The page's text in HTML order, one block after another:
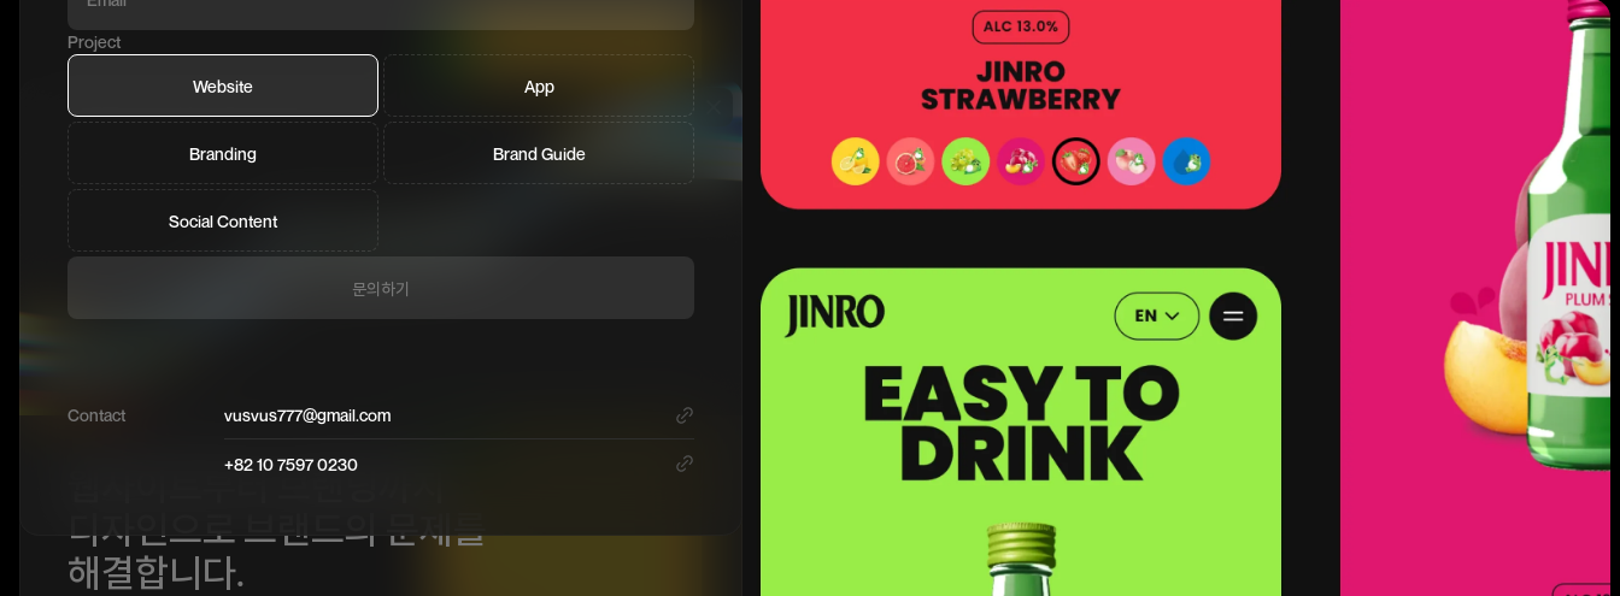
웹사이트부터 브랜딩까지
디자인으로 브랜드의 문제를
해결합니다.
Project
Website App
Branding Brand Guide
Social Content
문의하기
Contact vusvus777@gmail.com
+82 10 7597 0230